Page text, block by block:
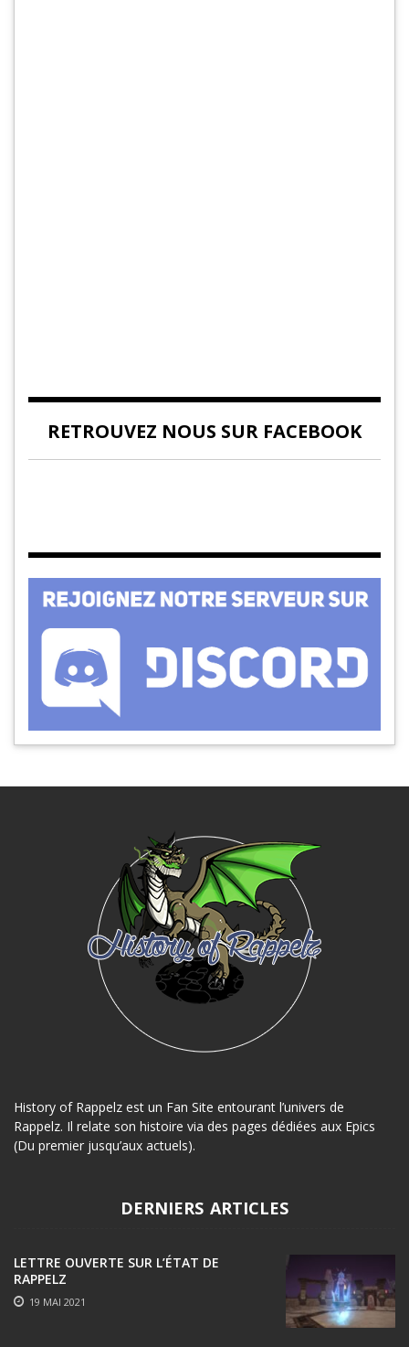
RETROUVEZ NOUS SUR FACEBOOK
History of Rappelz est un Fan Site entourant l’univers de
Rappelz. Il relate son histoire via des pages dédiées aux Epics
(Du premier jusqu’aux actuels).
DERNIERS ARTICLES
LETTRE OUVERTE SUR L’ÉTAT DE
RAPPELZ
19 MAI 2021